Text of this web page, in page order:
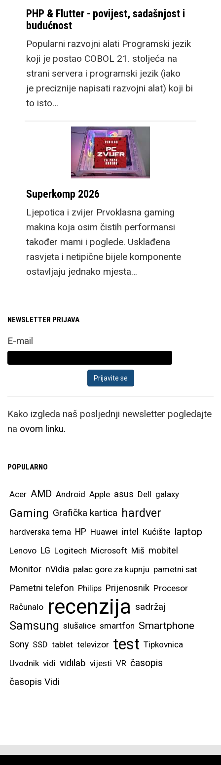
PHP & Flutter - povijest, sadašnjost i
budućnost
Popularni razvojni alati Programski jezik
koji je postao COBOL 21. stoljeća na
strani servera i programski jezik (iako
je preciznije napisati razvojni alat) koji bi
to isto…
Superkomp 2026
Ljepotica i zvijer Prvoklasna gaming
makina koja osim čistih performansi
također mami i poglede. Usklađena
rasvjeta i netipične bijele komponente
ostavljaju jednako mjesta…
NEWSLETTER PRIJAVA
E-mail
Kako izgleda naš posljednji newsletter pogledajte
na ovom linku.
POPULARNO
Acer AMD Android Apple asus Dell galaxy
Gaming Grafička kartica hardver
hardverska tema HP Huawei intel Kućište laptop
Lenovo LG Logitech Microsoft Miš mobitel
Monitor nVidia palac gore za kupnju pametni sat
Pametni telefon Philips Prijenosnik Procesor
Računalo recenzija sadržaj
Samsung slušalice smartfon Smartphone
Sony SSD tablet televizor test Tipkovnica
Uvodnik vidi vidilab vijesti VR časopis
časopis Vidi